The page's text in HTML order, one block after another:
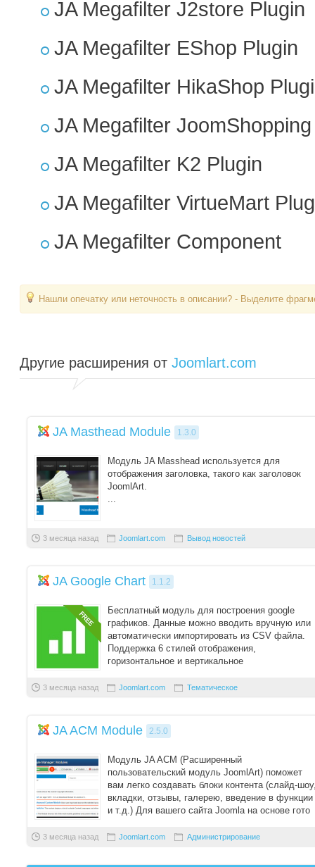
JA Megafilter J2store Plugin
JA Megafilter EShop Plugin
JA Megafilter HikaShop
JA Megafilter
JA Megafilter K2 Plugin
JA Megafilter VirtueMart
JA Megafilter Component
Нашли опечатку или неточность в описании? - Выделите
Другие расширения от Joomlart.com
JA Masthead Module 1.3.0
Модуль JA Masshead используется для
отображения заголовка, такого как заголовок
JoomlArt.
...
3 месяца назад Joomlart.com Вывод новостей
JA Google Chart 1.1.2
Бесплатный модуль для построения google
графиков. Данные можно вводить вручную или
автоматически импортировать из CSV файла.
Поддержка 6 стилей отображения,
горизонтальное и вертикальное
3 месяца назад Joomlart.com Тематическое
JA ACM Module 2.5.0
Модуль JA ACM (Расширенный
пользовательский модуль JoomlArt) поможет
вам легко создавать блоки контента (слайд-
вкладки, отзывы, галерею, введение в функции
и т.д.) Для вашего сайта Joomla на основе гото
3 месяца назад Joomlart.com Администрирование